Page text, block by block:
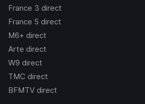
France 3 direct
France 5 direct
M6+ direct
Arte direct
W9 direct
TMC direct
BFMTV direct